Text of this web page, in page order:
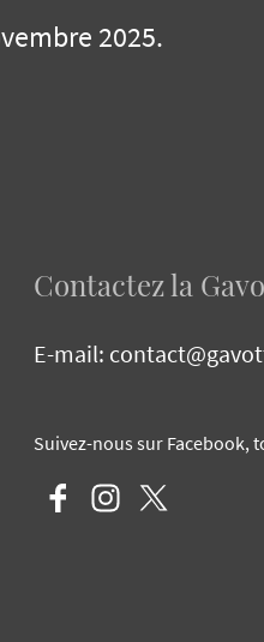
2025.
Contactez la
E-mail:
Suivez-nous sur Facebook,